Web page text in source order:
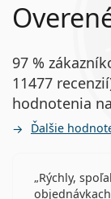
97 %
11477
hodnotenia
Ďalšie
Rýchly,